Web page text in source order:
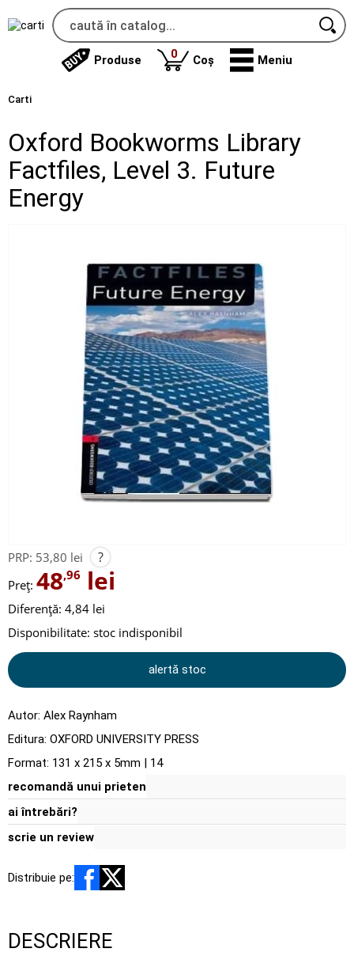
Produse 0produse
Coș Meniu
Carti
Oxford Bookworms Library
Factfiles, Level 3. Future
Energy
PRP: 53,80 lei ?
Preț: 48,96 lei
Diferență: 4,84 lei
Disponibilitate: stoc indisponibil
alertă stoc
Autor: Alex Raynham
Editura: OXFORD UNIVERSITY PRESS
Format: 131 x 215 x 5mm | 14
recomandă unui prieten
ai întrebări?
scrie un review
Distribuie pe:
DESCRIERE